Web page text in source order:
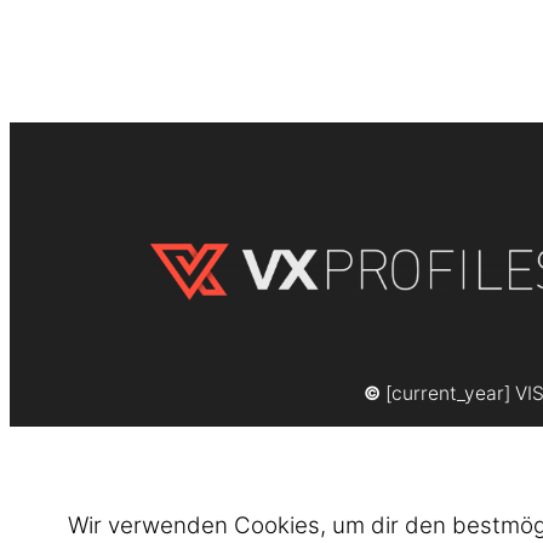
© [current_year]
Wir verwenden Cookies, um dir den